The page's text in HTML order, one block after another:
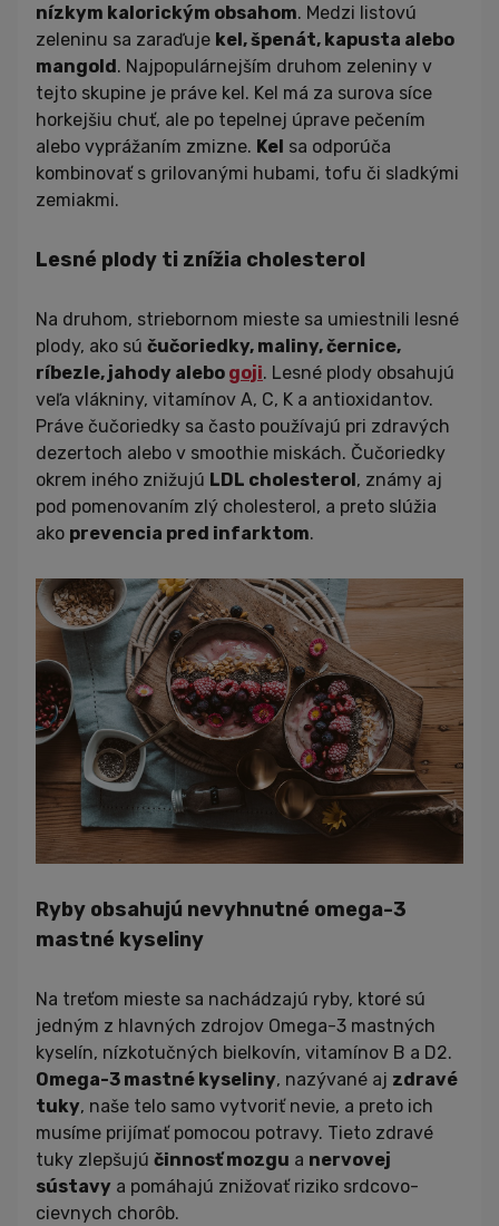
nízkym kalorickým obsahom. Medzi listovú
zeleninu sa zaraďuje kel, špenát, kapusta alebo
mangold . Najpopulárnejším druhom zeleniny v
tejto skupine je práve kel. Kel má za surova síce
horkejšiu chuť, ale po tepelnej úprave pečením
alebo vyprážaním zmizne. Kel sa odporúča
kombinovať s grilovanými hubami, tofu či sladkými
zemiakmi.
Lesné plody ti znížia cholesterol
Na druhom, striebornom mieste sa umiestnili lesné
plody, ako sú čučoriedky, maliny, černice,
ríbezle, jahody alebo goji. Lesné plody obsahujú
veľa vlákniny, vitamínov A, C, K a antioxidantov.
Práve čučoriedky sa často používajú pri zdravých
dezertoch alebo v smoothie miskách. Čučoriedky
okrem iného znižujú LDL cholesterol , známy aj
pod pomenovaním zlý cholesterol, a preto slúžia
ako prevencia pred infarktom.
Ryby obsahujú nevyhnutné omega-3
mastné kyseliny
Na treťom mieste sa nachádzajú ryby, ktoré sú
jedným z hlavných zdrojov Omega-3 mastných
kyselín, nízkotučných bielkovín, vitamínov B a D2.
Omega-3 mastné kyseliny, nazývané aj zdravé
tuky, naše telo samo vytvoriť nevie, a preto ich
musíme prijímať pomocou potravy. Tieto zdravé
tuky zlepšujú činnosť mozgu a nervovej
sústavy a pomáhajú znižovať riziko srdcovo-
cievnych chorôb.